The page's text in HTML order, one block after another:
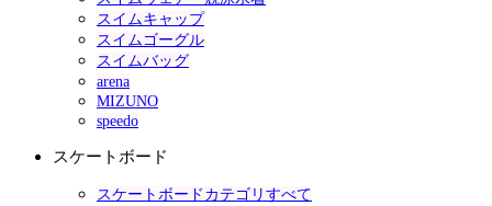
スイムキャップ
スイムゴーグル
スイムバッグ
arena
MIZUNO
speedo
スケートボード
スケートボードカテゴリすべて